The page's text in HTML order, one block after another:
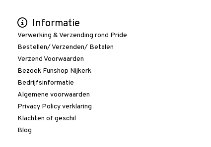
Informatie
Verwerking & Verzending rond Pride
Bestellen/ Verzenden/ Betalen
Verzend Voorwaarden
Bezoek Funshop Nijkerk
Bedrijfsinformatie
Algemene voorwaarden
Privacy Policy verklaring
Klachten of geschil
Blog